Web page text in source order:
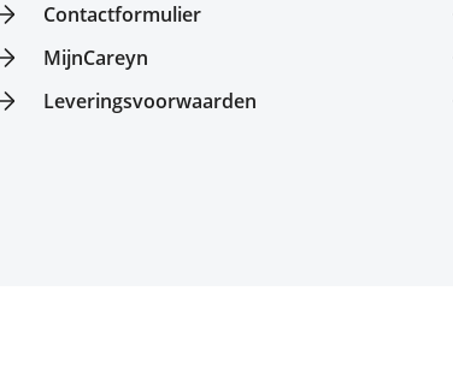
Contactformulier
MijnCareyn
Leveringsvoorwaarden